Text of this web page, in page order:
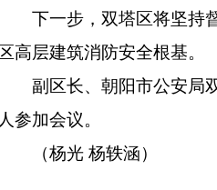
下一步，双塔区将坚持督
区高层建筑消防安全根基。
副区长、朝阳市公安局双
人参加会议。
（杨光 杨轶涵）